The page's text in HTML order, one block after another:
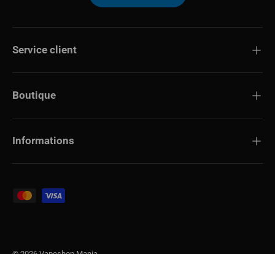
Service client
Boutique
Informations
Modes de paiement acceptés